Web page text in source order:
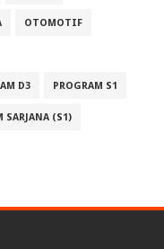
OTOMOTIF
D3 PROGRAM S1
SARJANA (S1)